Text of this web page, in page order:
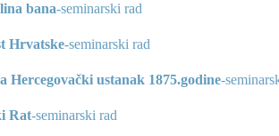
bana-seminarski rad
Hrvatske-seminarski rad
Hercegovački ustanak 1875.godine-
Rat-seminarski rad